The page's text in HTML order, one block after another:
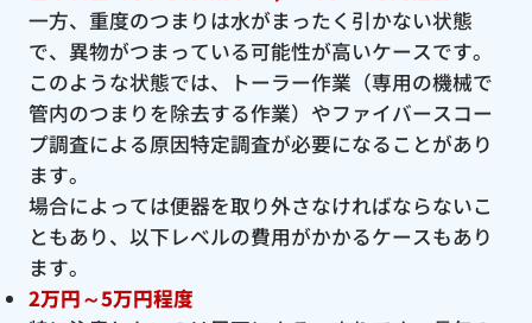
一方、重度のつまりは水がまったく引かない状態
で、異物がつまっている可能性が高いケースです。
このような状態では、トーラー作業（専用の機械で
管内のつまりを除去する作業）やファイバースコー
プ調査による原因特定調査が必要になることがあり
ます。
場合によっては便器を取り外さなければならないこ
ともあり、以下レベルの費用がかかるケースもあり
ます。
2万円～5万円程度